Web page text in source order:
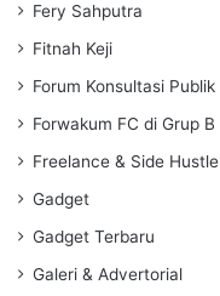
Fery Sahputra
Fitnah Keji
Forum Konsultasi Publik
Forwakum FC di Grup B
Freelance & Side Hustle
Gadget
Gadget Terbaru
Galeri & Advertorial